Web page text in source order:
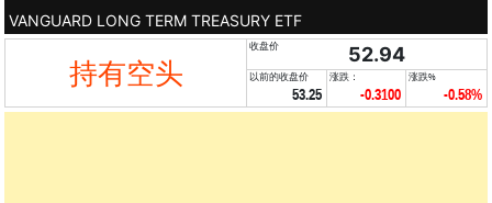
VANGUARD LONG TERM TREASURY ETF
持有空头
收盘价 52.94
以前的收盘价
53.25
涨跌：
-0.3100
涨跌%
-0.58%